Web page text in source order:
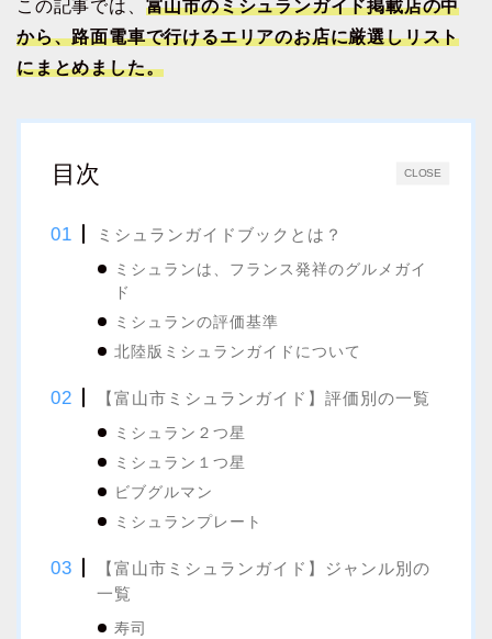
この記事では、 富山市のミシュランガイド掲載店の中
から、路面電車で行けるエリアのお店に厳選しリスト
にまとめました。
CLOSE
目次
ミシュランガイドブックとは？
ミシュランは、フランス発祥のグルメガイ
ド
ミシュランの評価基準
北陸版ミシュランガイドについて
【富山市ミシュランガイド】評価別の一覧
ミシュラン２つ星
ミシュラン１つ星
ビブグルマン
ミシュランプレート
【富山市ミシュランガイド】ジャンル別の
一覧
寿司